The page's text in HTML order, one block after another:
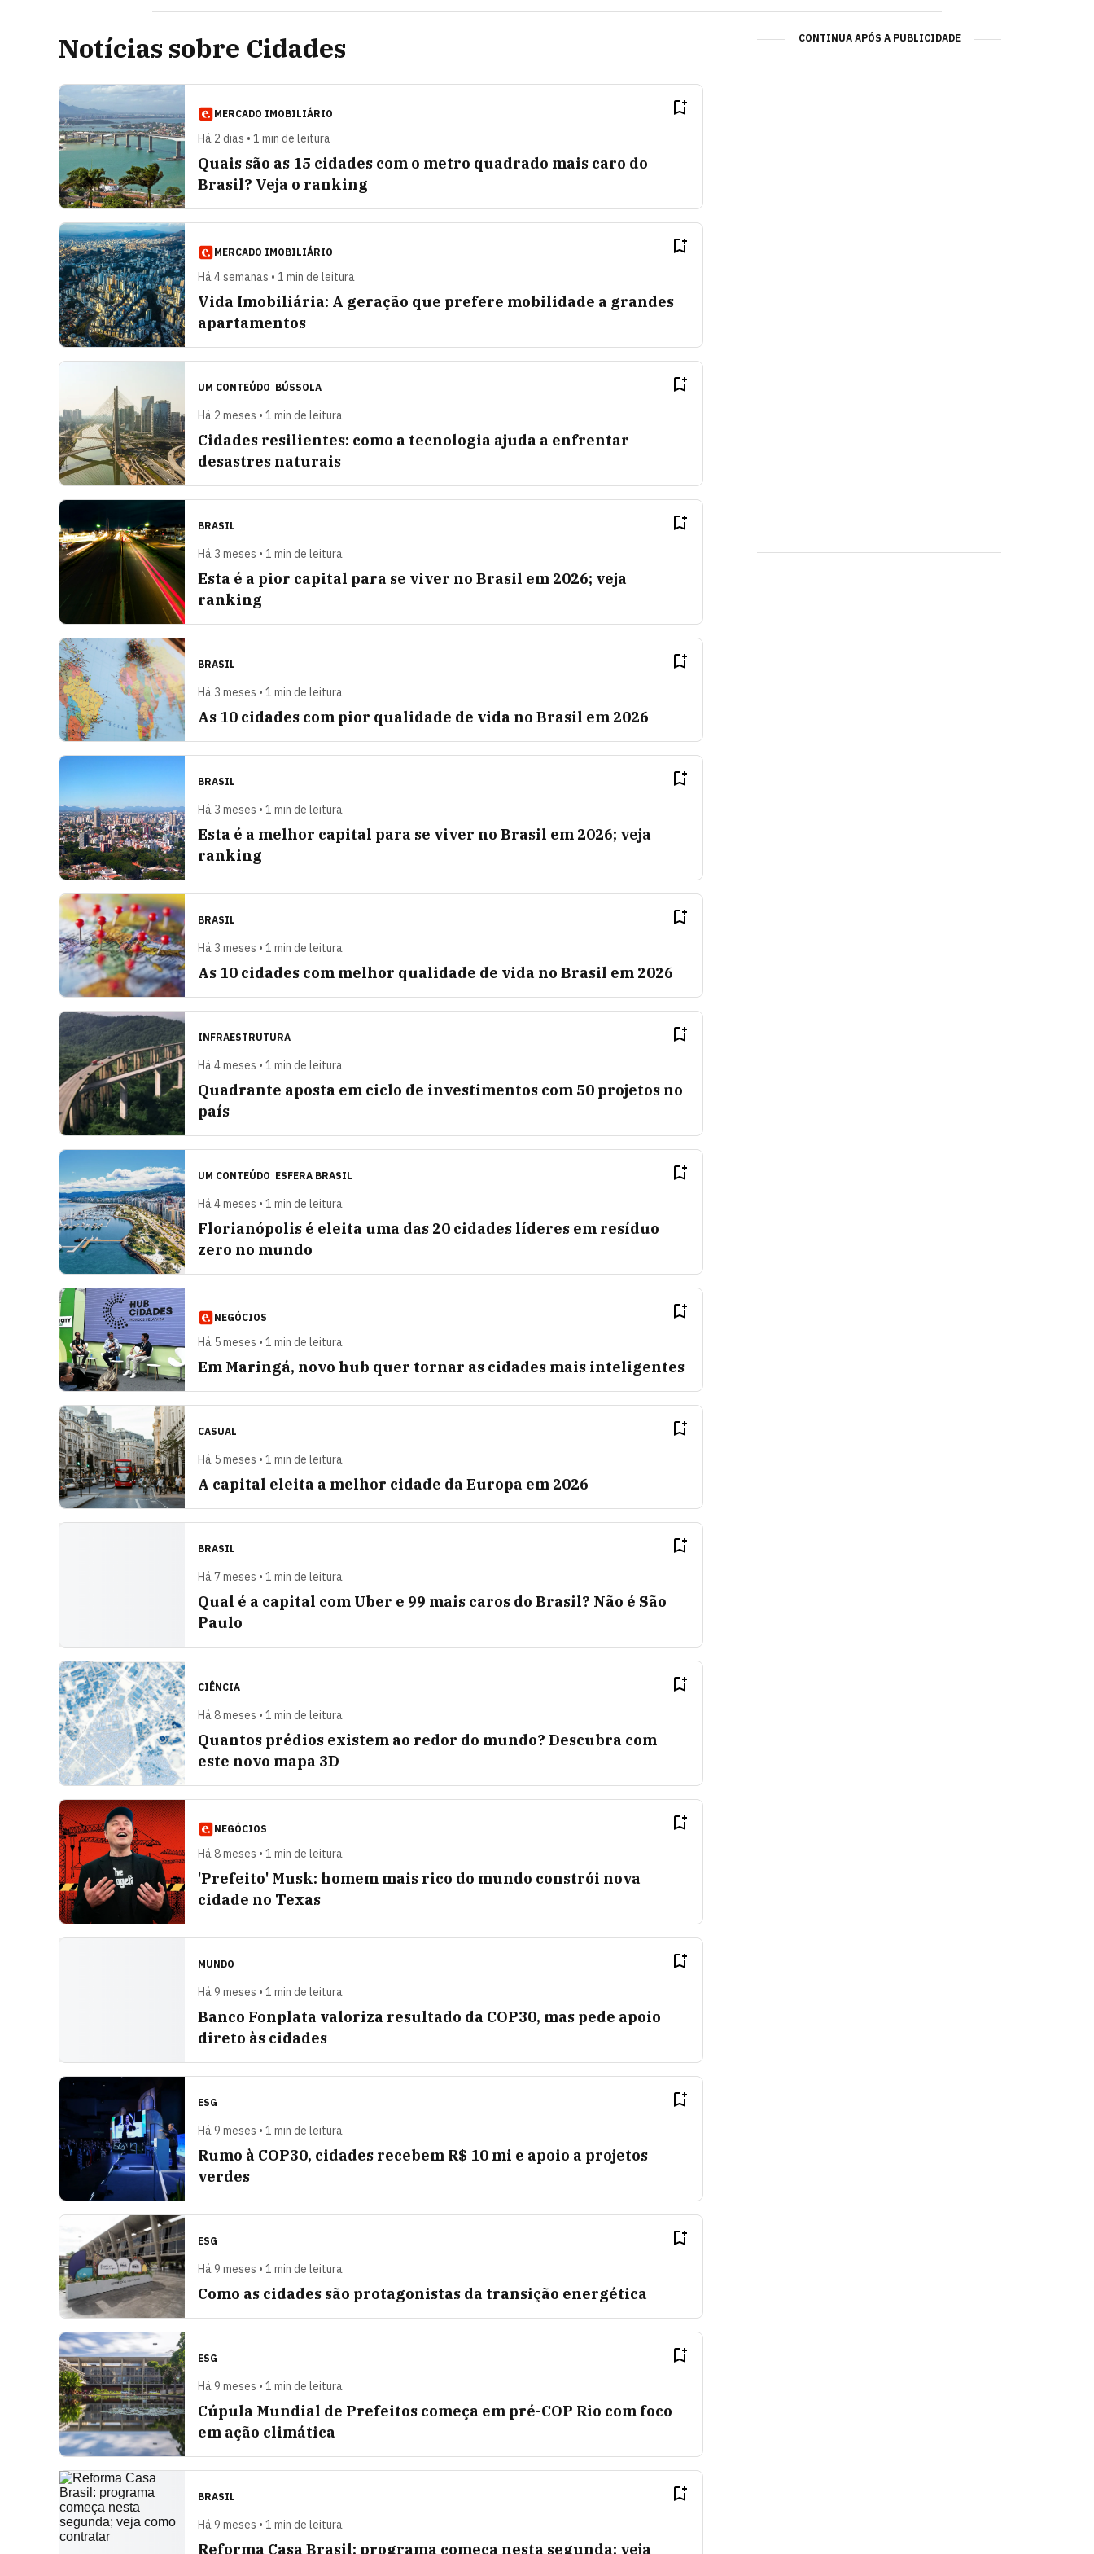
Notícias sobre Cidades
MERCADO IMOBILIÁRIO
Há 2 dias • 1 min de leitura
Quais são as 15 cidades com o metro quadrado mais caro do
Brasil? Veja o ranking
MERCADO IMOBILIÁRIO
Há 4 semanas • 1 min de leitura
Vida Imobiliária: A geração que prefere mobilidade a grandes
apartamentos
UM CONTEÚDO BÚSSOLA
Há 2 meses • 1 min de leitura
Cidades resilientes: como a tecnologia ajuda a enfrentar
desastres naturais
BRASIL
Há 3 meses • 1 min de leitura
Esta é a pior capital para se viver no Brasil em 2026; veja
ranking
BRASIL
Há 3 meses • 1 min de leitura
As 10 cidades com pior qualidade de vida no Brasil em 2026
BRASIL
Há 3 meses • 1 min de leitura
Esta é a melhor capital para se viver no Brasil em 2026; veja
ranking
BRASIL
Há 3 meses • 1 min de leitura
As 10 cidades com melhor qualidade de vida no Brasil em 2026
INFRAESTRUTURA
Há 4 meses • 1 min de leitura
Quadrante aposta em ciclo de investimentos com 50 projetos no
país
UM CONTEÚDO ESFERA BRASIL
Há 4 meses • 1 min de leitura
Florianópolis é eleita uma das 20 cidades líderes em resíduo
zero no mundo
NEGÓCIOS
Há 5 meses • 1 min de leitura
Em Maringá, novo hub quer tornar as cidades mais inteligentes
CASUAL
Há 5 meses • 1 min de leitura
A capital eleita a melhor cidade da Europa em 2026
BRASIL
Há 7 meses • 1 min de leitura
Qual é a capital com Uber e 99 mais caros do Brasil? Não é São
Paulo
CIÊNCIA
Há 8 meses • 1 min de leitura
Quantos prédios existem ao redor do mundo? Descubra com
este novo mapa 3D
NEGÓCIOS
Há 8 meses • 1 min de leitura
'Prefeito' Musk: homem mais rico do mundo constrói nova
cidade no Texas
MUNDO
Há 9 meses • 1 min de leitura
Banco Fonplata valoriza resultado da COP30, mas pede apoio
direto às cidades
ESG
Há 9 meses • 1 min de leitura
Rumo à COP30, cidades recebem R$ 10 mi e apoio a projetos
verdes
ESG
Há 9 meses • 1 min de leitura
Como as cidades são protagonistas da transição energética
ESG
Há 9 meses • 1 min de leitura
Cúpula Mundial de Prefeitos começa em pré-COP Rio com foco
em ação climática
BRASIL
Há 9 meses • 1 min de leitura
Reforma Casa Brasil: programa começa nesta segunda; veja
CONTINUA APÓS A PUBLICIDADE